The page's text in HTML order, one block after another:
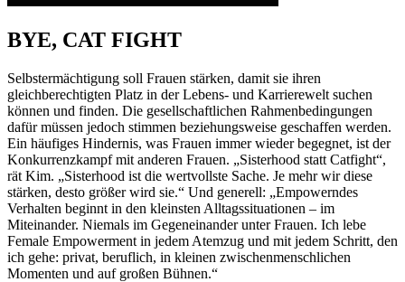
BYE, CAT FIGHT
Selbstermächtigung soll Frauen stärken, damit sie ihren
gleichberechtigten Platz in der Lebens- und Karrierewelt suchen
können und finden. Die gesellschaftlichen Rahmenbedingungen
dafür müssen jedoch stimmen beziehungsweise geschaffen werden.
Ein häufiges Hindernis, was Frauen immer wieder begegnet, ist der
Konkurrenzkampf mit anderen Frauen. „Sisterhood statt Catfight“,
rät Kim. „Sisterhood ist die wertvollste Sache. Je mehr wir diese
stärken, desto größer wird sie.“ Und generell: „Empowerndes
Verhalten beginnt in den kleinsten Alltagssituationen – im
Miteinander. Niemals im Gegeneinander unter Frauen. Ich lebe
Female Empowerment in jedem Atemzug und mit jedem Schritt, den
ich gehe: privat, beruflich, in kleinen zwischenmenschlichen
Momenten und auf großen Bühnen.“